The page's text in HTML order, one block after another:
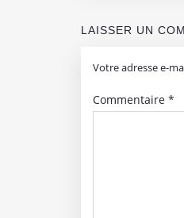
LAISSER UN
Votre adresse e-
Commentaire *